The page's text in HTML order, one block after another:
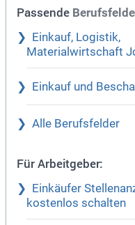
Passende
Einkauf, Logistik,
Materialwirtschaft
Einkauf und
Alle Berufsfelder
Für Arbeitgeber:
Einkäufer
kostenlos schalten